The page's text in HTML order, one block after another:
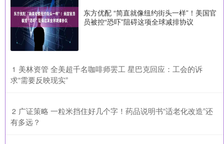
东方优配 “简直就像纽约街头一样”！美国官
员被控“恐吓”阻碍这项全球减排协议
1 ​美林资管 全美超千名咖啡师罢工 星巴克回应：工会的诉
求“需要反映现实”
2 ​广证策略 一粒米挡住好几个字！药品说明书“适老化改造”还
有多远？